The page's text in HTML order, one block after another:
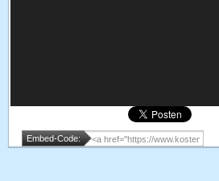
Embed-Code: